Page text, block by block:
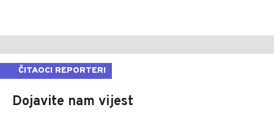
ČITAOCI REPORTERI
Dojavite nam vijest